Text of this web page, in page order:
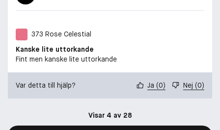
373 Rose Celestial
Kanske lite uttorkande
Fint men kanske lite uttorkande
Var detta till hjälp? Ja (0) Nej (0)
Visar 4 av 28